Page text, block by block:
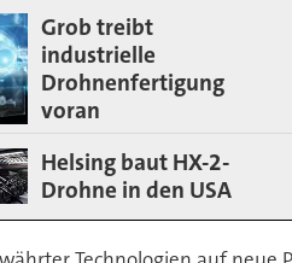
Grob treibt
industrielle
Drohnenfertigung
voran
Helsing baut HX-2-
Drohne in den USA